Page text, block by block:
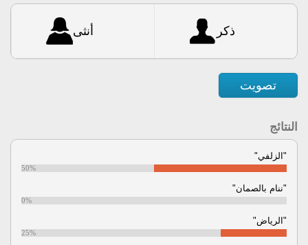
ذكر أنثى
تصويت
النتائج
"الزلفي"
50%
"ننام بالصمان"
0%
"الرياض"
25%